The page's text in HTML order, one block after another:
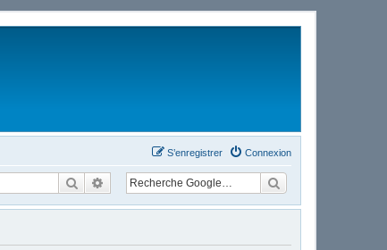
Connexion
S’enregistrer
RechercherRecherche avancée